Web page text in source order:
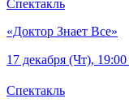
Спектакль
«Доктор Знает Все»
17 декабря (Чт), 19:00
Спектакль